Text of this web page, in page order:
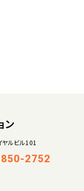
ン
ルビル101
2752